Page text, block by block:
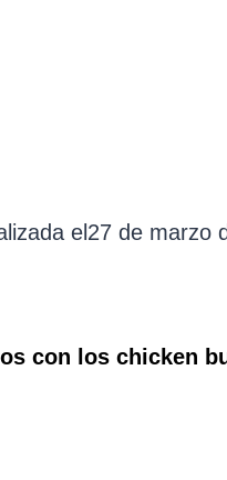
el 27 de marzo
con los chicken